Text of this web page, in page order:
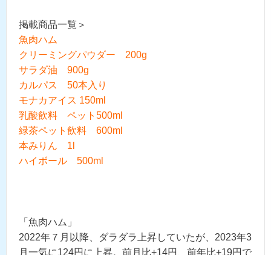
掲載商品一覧＞
魚肉ハム
クリーミングパウダー 200g
サラダ油 900g
カルパス 50本入り
モナカアイス 150ml
乳酸飲料 ペット500ml
緑茶ペット飲料 600ml
本みりん 1l
ハイボール 500ml
「魚肉ハム」
2022年７月以降、ダラダラ上昇していたが、2023年3
月一気に124円に上昇。前月比+14円、前年比+19円で